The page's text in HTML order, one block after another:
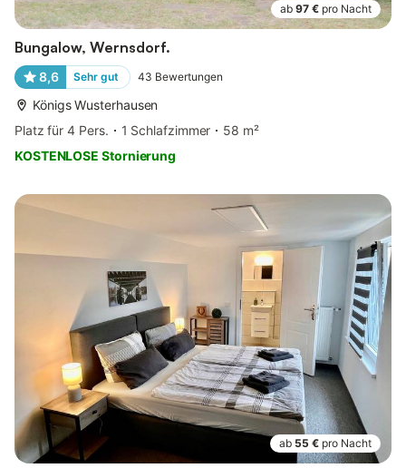
ab 97 € pro Nacht
Bungalow, Wernsdorf.
8,6 Sehr gut 43 Bewertungen
Königs Wusterhausen
Platz für 4 Pers.
1 Schlafzimmer
58 m²
KOSTENLOSE Stornierung
ab 55 € pro Nacht